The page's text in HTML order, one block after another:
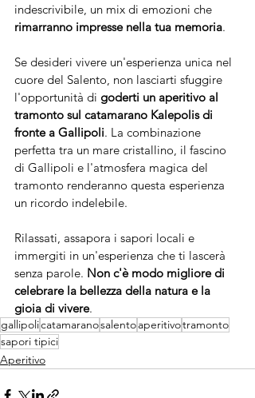
indescrivibile, un mix di emozioni che
rimarranno impresse nella tua memoria.
Se desideri vivere un'esperienza unica nel
cuore del Salento, non lasciarti sfuggire
l'opportunità di goderti un aperitivo al
tramonto sul catamarano Kalepolis di
fronte a Gallipoli. La combinazione
perfetta tra un mare cristallino, il fascino
di Gallipoli e l'atmosfera magica del
tramonto renderanno questa esperienza
un ricordo indelebile.
Rilassati, assapora i sapori locali e
immergiti in un'esperienza che ti lascerà
senza parole. Non c'è modo migliore di
celebrare la bellezza della natura e la
gioia di vivere.
gallipolicatamaranosalentoaperitivotramonto
sapori tipici
Aperitivo